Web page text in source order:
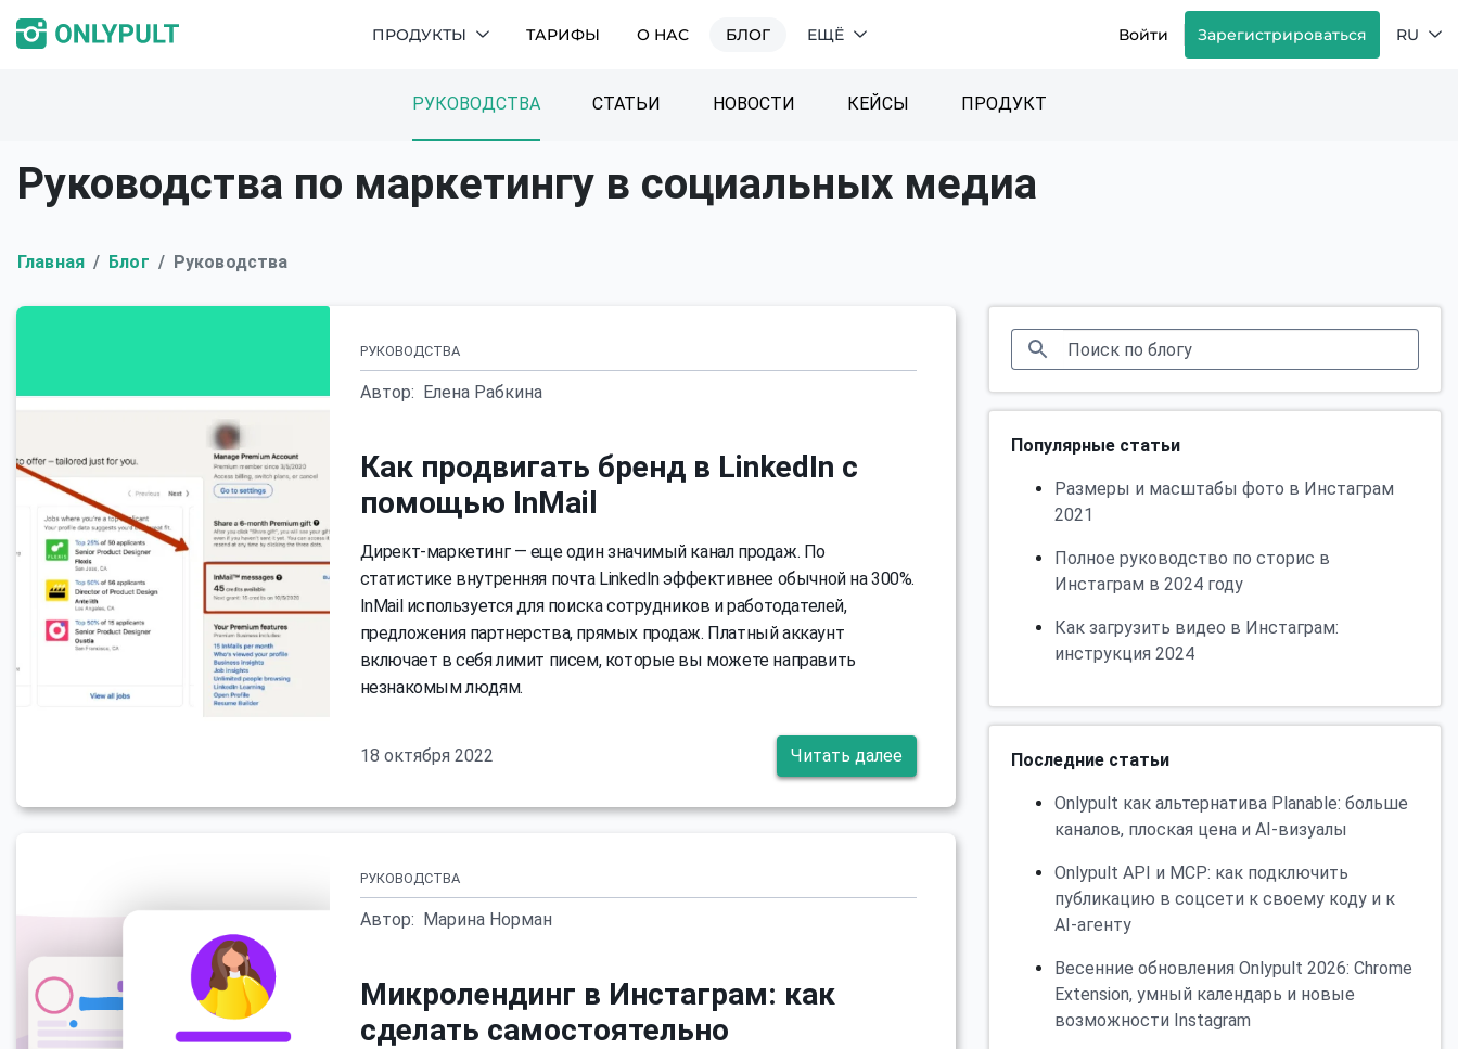
ПРОДУКТЫ ТАРИФЫ О НАС БЛОГ ЕЩЁ Войти Зарегистрироваться RU
РУКОВОДСТВА СТАТЬИ НОВОСТИ КЕЙСЫ ПРОДУКТ
Руководства по маркетингу в социальных медиа
Главная Блог Руководства
РУКОВОДСТВА
Автор: Елена Рабкина
Как продвигать бренд в LinkedIn с
помощью InMail
Директ-маркетинг — еще один значимый канал продаж. По
статистике внутренняя почта LinkedIn эффективнее обычной на 300%.
InMail используется для поиска сотрудников и работодателей,
предложения партнерства, прямых продаж. Платный аккаунт
включает в себя лимит писем, которые вы можете направить
незнакомым людям.
18 октября 2022 Читать далее
РУКОВОДСТВА
Автор: Марина Норман
Микролендинг в Инстаграм: как
сделать самостоятельно
Популярные статьи
Размеры и масштабы фото в Инстаграм
2021
Полное руководство по сторис в
Инстаграм в 2024 году
Как загрузить видео в Инстаграм:
инструкция 2024
Последние статьи
Onlypult как альтернатива Planable: больше
каналов, плоская цена и AI-визуалы
Onlypult API и MCP: как подключить
публикацию в соцсети к своему коду и к
AI-агенту
Весенние обновления Onlypult 2026: Chrome
Extension, умный календарь и новые
возможности Instagram